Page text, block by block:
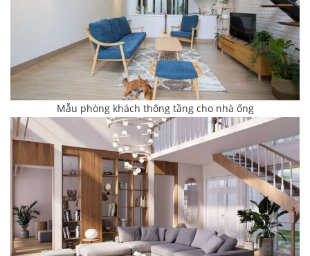
Mẫu phòng khách thông tầng cho nhà ống